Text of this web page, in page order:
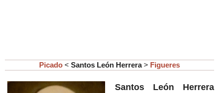
Picado < Santos León Herrera > Figueres
Santos León Herrera